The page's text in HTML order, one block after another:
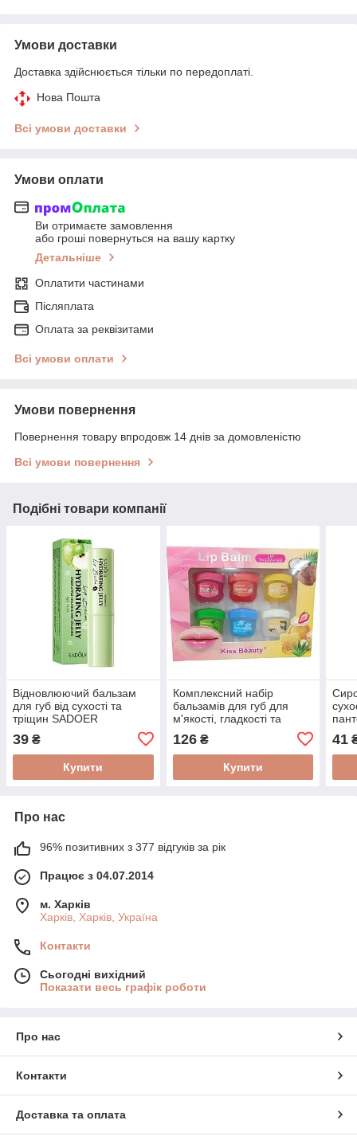
Умови доставки
Доставка здійснюється тільки по передоплаті.
Нова Пошта
Всі умови доставки
Умови оплати
Ви отримаєте замовлення
або гроші повернуться на вашу картку
Детальніше
Оплатити частинами
Післяплата
Оплата за реквізитами
Всі умови оплати
Умови повернення
Повернення товару впродовж 14 днів за домовленістю
Всі умови повернення
Подібні товари компанії
Відновлюючий бальзам
для губ від сухості та
тріщин SADOER
Vitamin E 3 г
39 ₴
Купити
Комплексний набір
бальзамів для губ для
м'якості, гладкості та
Balm 6*12 g
126₴
Купити
41
Про нас
96% позитивних з 377 відгуків за рік
Працює з 04.07.2014
м. Харків
Харків, Харків, Україна
Контакти
Сьогодні вихідний
Показати весь графік роботи
Про нас
Контакти
Доставка та оплата